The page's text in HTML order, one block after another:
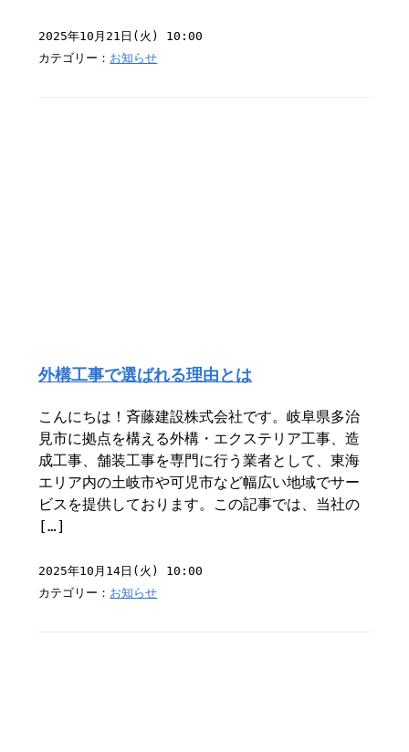
2025年10月21日(火) 10:00
カテゴリー： お知らせ
外構工事で選ばれる理由とは
こんにちは！斉藤建設株式会社です。岐阜県多治
見市に拠点を構える外構・エクステリア工事、造
成工事、舗装工事を専門に行う業者として、東海
エリア内の土岐市や可児市など幅広い地域でサー
ビスを提供しております。この記事では、当社の
[…]
2025年10月14日(火) 10:00
カテゴリー： お知らせ